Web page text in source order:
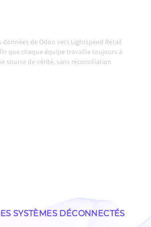
données de Odoo vers Lightspeed Retail
que chaque équipe travaille toujours à
source de vérité, sans réconciliation
SYSTÈMES DÉCONNECTÉS